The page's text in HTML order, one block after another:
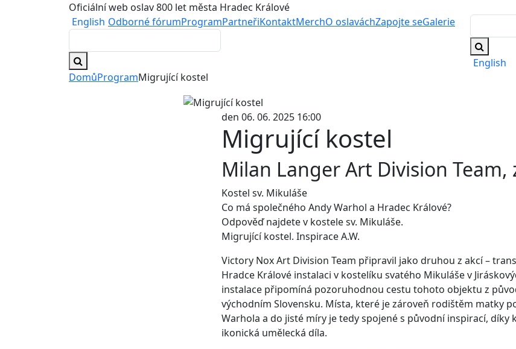
Oficiální web oslav 800 let města Hradec Králové
English Odborné fórumProgramPartneřiKontaktMerchO oslaváchZapojte seGalerie
English
DomůProgramMigrující kostel
den 06. 06. 2025 16:00
Migrující kostel
Milan Langer Art Division Team,
Kostel sv. Mikuláše
Co má společného Andy Warhol a Hradec Králové?
Odpověď najdete v kostele sv. Mikuláše.
Migrující kostel. Inspirace A.W.
Victory Nox Art Division Team připravil jako druhou z akcí –
Hradce Králové instalaci v kostelíku svatého Mikuláše v
instalace připomíná pozoruhodnou cestu tohoto objektu z
východním Slovensku. Místa, které je zároveň rodištěm matky
Warhola a do jisté míry je tedy spojené s původní inspirací, díky
ikonická umělecká díla.